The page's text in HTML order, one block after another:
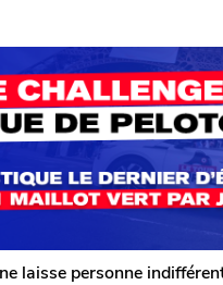
laisse personne